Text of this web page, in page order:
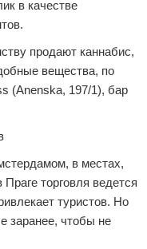
в качестве
продают каннабис,
вещества, по
(Anenska, 197/1), бар
в местах,
торговля ведется
туристов. Но
заранее, чтобы не